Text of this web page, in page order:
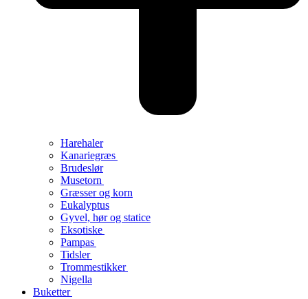
Harehaler
Kanariegræs
Brudeslør
Musetorn
Græsser og korn
Eukalyptus
Gyvel, hør og statice
Eksotiske
Pampas
Tidsler
Trommestikker
Nigella
Buketter